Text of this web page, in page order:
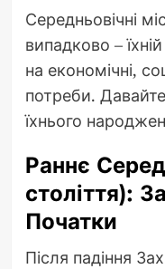
Середньовічні
випадково –
на економічні,
потреби.
їхнього
Раннє
століття):
Початки
Після падіння